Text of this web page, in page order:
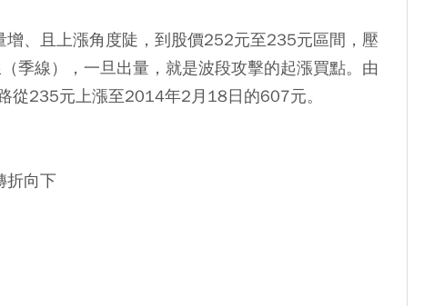
、且上漲角度陡，到股價252元至235元區間，壓
季線），一旦出量，就是波段攻擊的起漲買點。由
從235元上漲至2014年2月18日的607元。
折向下